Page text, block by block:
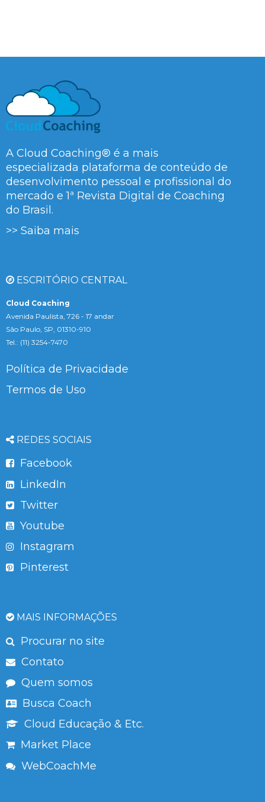
A Cloud Coaching® é a mais
especializada plataforma de conteúdo de
desenvolvimento pessoal e profissional do
mercado e 1ª Revista Digital de Coaching
do Brasil.
>> Saiba mais
ESCRITÓRIO CENTRAL
Cloud Coaching
Avenida Paulista, 726 - 17 andar
São Paulo, SP, 01310-910
Tel.: (11) 3254-7470
Política de Privacidade
Termos de Uso
REDES SOCIAIS
Facebook
LinkedIn
Twitter
Youtube
Instagram
Pinterest
MAIS INFORMAÇÕES
Procurar no site
Contato
Quem somos
Busca Coach
Cloud Educação & Etc.
Market Place
WebCoachMe